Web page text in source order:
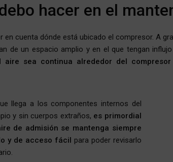
hacer en el
en cuenta dónde está ubicado el compresor. A
de un espacio amplio y en el que tengan
aire sea continua alrededor del compresor
llega a los componentes internos del
y sin cuerpos extraños, es primordial
de admisión se mantenga siempre
y de acceso fácil para poder revisarlo